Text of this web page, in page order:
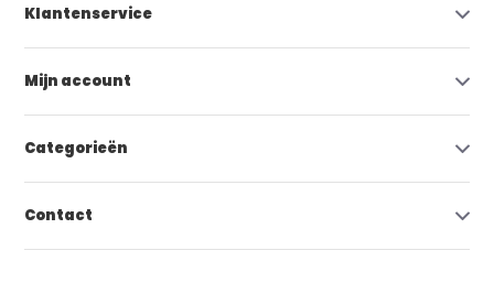
Klantenservice
Mijn account
Categorieën
Contact